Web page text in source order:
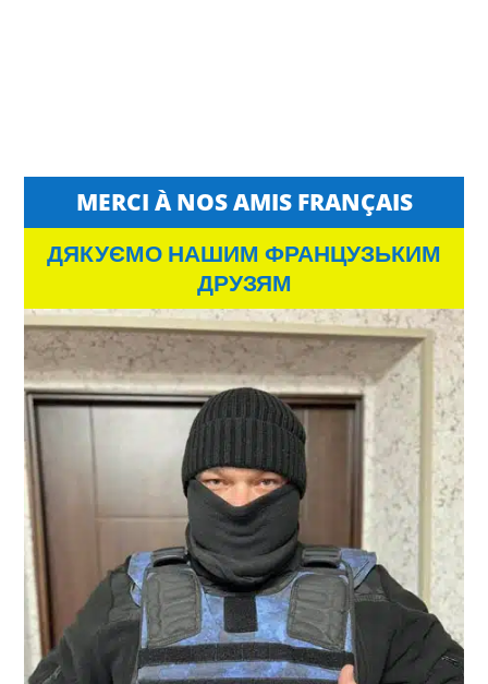
MERCI À NOS AMIS FRANÇAIS
ДЯКУЄМО НАШИМ ФРАНЦУЗЬКИМ
ДРУЗЯМ